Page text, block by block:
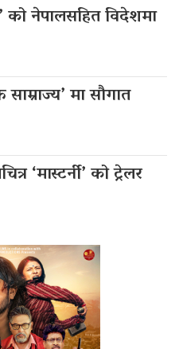
को नेपालसहित विदेशमा
मा सौगात
‘मास्टर्नी’ को ट्रेलर